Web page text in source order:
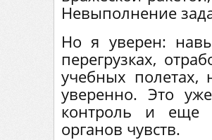
Невыполнение
Но я уверен:
перегрузках,
учебных полетах,
уверенно. Это
контроль и еще
органов чувств.